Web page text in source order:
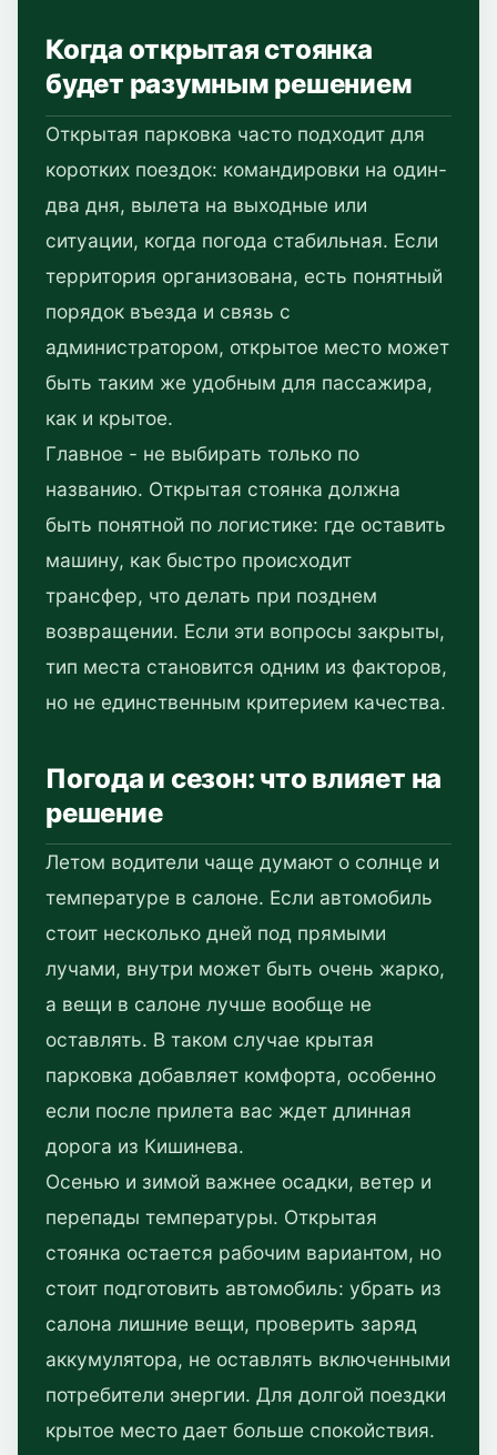
Когда открытая стоянка
будет разумным решением
Открытая парковка часто подходит для
коротких поездок: командировки на один-
два дня, вылета на выходные или
ситуации, когда погода стабильная. Если
территория организована, есть понятный
порядок въезда и связь с
администратором, открытое место может
быть таким же удобным для пассажира,
как и крытое.
Главное - не выбирать только по
названию. Открытая стоянка должна
быть понятной по логистике: где оставить
машину, как быстро происходит
трансфер, что делать при позднем
возвращении. Если эти вопросы закрыты,
тип места становится одним из факторов,
но не единственным критерием качества.
Погода и сезон: что влияет на
решение
Летом водители чаще думают о солнце и
температуре в салоне. Если автомобиль
стоит несколько дней под прямыми
лучами, внутри может быть очень жарко,
а вещи в салоне лучше вообще не
оставлять. В таком случае крытая
парковка добавляет комфорта, особенно
если после прилета вас ждет длинная
дорога из Кишинева.
Осенью и зимой важнее осадки, ветер и
перепады температуры. Открытая
стоянка остается рабочим вариантом, но
стоит подготовить автомобиль: убрать из
салона лишние вещи, проверить заряд
аккумулятора, не оставлять включенными
потребители энергии. Для долгой поездки
крытое место дает больше спокойствия.